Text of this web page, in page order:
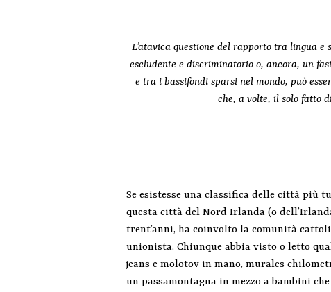
L’atavica questione del rapporto tra lingua e
escludente e discriminatorio o, ancora, un
e tra i bassifondi sparsi nel mondo, può
che, a volte, il solo fatto
Se esistesse una classifica delle città più
questa città del Nord Irlanda (o
trent’anni, ha coinvolto la comunità
unionista. Chiunque abbia visto o letto
jeans e molotov in mano, murales
un passamontagna in mezzo a bambini